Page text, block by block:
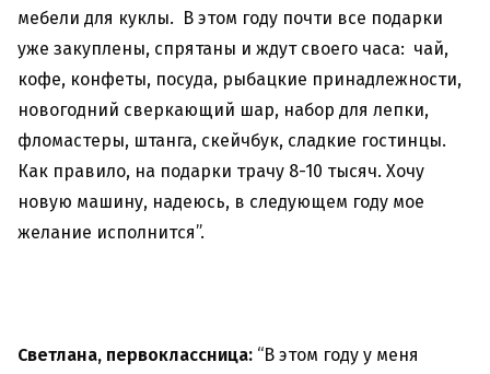
мебели для куклы. В этом году почти все подарки
уже закуплены, спрятаны и ждут своего часа: чай,
кофе, конфеты, посуда, рыбацкие принадлежности,
новогодний сверкающий шар, набор для лепки,
фломастеры, штанга, скейчбук, сладкие гостинцы.
Как правило, на подарки трачу 8-10 тысяч. Хочу
новую машину, надеюсь, в следующем году мое
желание исполнится”.
Светлана, первоклассница: “В этом году у меня